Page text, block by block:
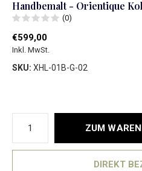
Handbemalt - Orientique
(0)
€599,00
Inkl. MwSt.
SKU: XHL-01B-G-02
ZUM
DIREKT